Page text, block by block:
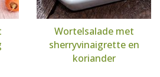
Wortelsalade met
sherryvinaigrette en
koriander